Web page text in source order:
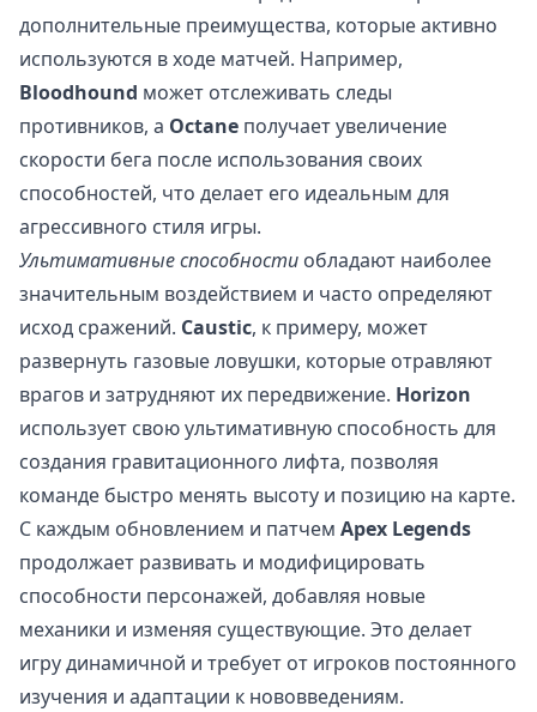
дополнительные преимущества, которые активно
используются в ходе матчей. Например,
Bloodhound может отслеживать следы
противников, а Octane получает увеличение
скорости бега после использования своих
способностей, что делает его идеальным для
агрессивного стиля игры.
Ультимативные способности обладают наиболее
значительным воздействием и часто определяют
исход сражений. Caustic, к примеру, может
развернуть газовые ловушки, которые отравляют
врагов и затрудняют их передвижение. Horizon
использует свою ультимативную способность для
создания гравитационного лифта, позволяя
команде быстро менять высоту и позицию на карте.
С каждым обновлением и патчем Apex Legends
продолжает развивать и модифицировать
способности персонажей, добавляя новые
механики и изменяя существующие. Это делает
игру динамичной и требует от игроков постоянного
изучения и адаптации к нововведениям.